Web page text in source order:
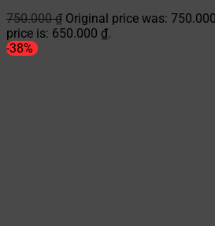
750.000₫ Original price was:
price is: 650.000 ₫.
-38%